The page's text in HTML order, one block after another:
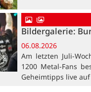
Bildergalerie:
06.08.2026
Am letzten Juli-
1200 Metal-Fans
Geheimtipps live